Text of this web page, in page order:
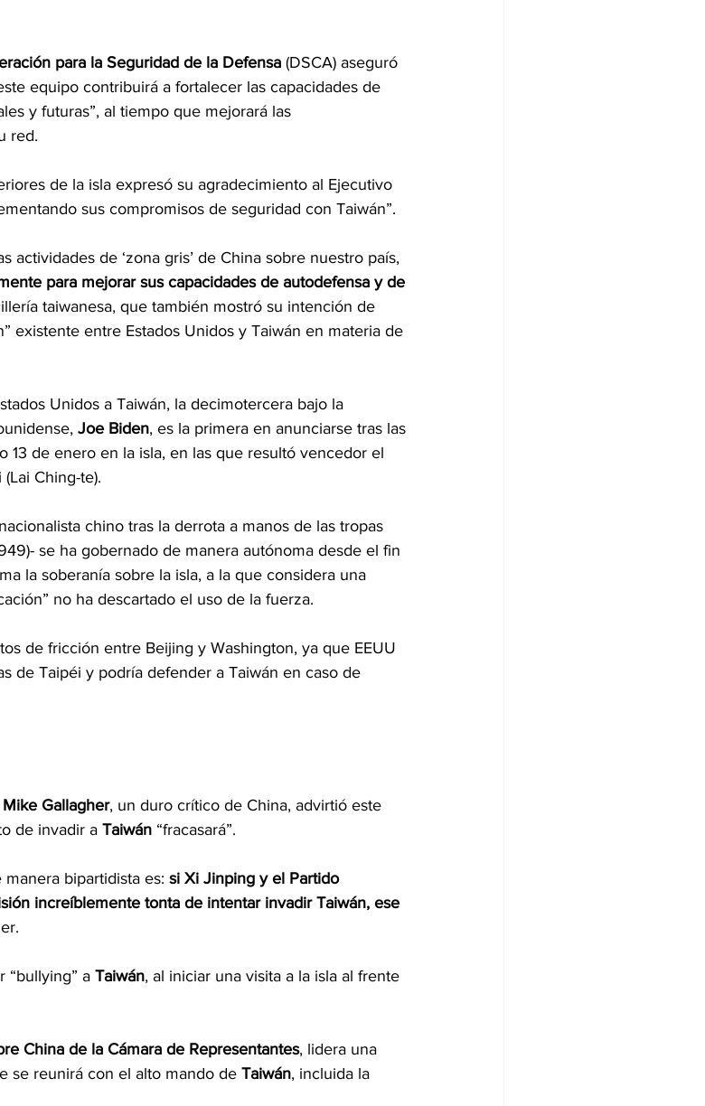
para la Seguridad de la Defensa (DSCA) aseguró
equipo contribuirá a fortalecer las capacidades de
y futuras”, al tiempo que mejorará las
red.
de la isla expresó su agradecimiento al Ejecutivo
sus compromisos de seguridad con Taiwán”.
actividades de ‘zona gris’ de China sobre nuestro país,
para mejorar sus capacidades de autodefensa y de
taiwanesa, que también mostró su intención de
existente entre Estados Unidos y Taiwán en materia de
Unidos a Taiwán, la decimotercera bajo la
Joe Biden, es la primera en anunciarse tras las
13 de enero en la isla, en las que resultó vencedor el
Ching-te).
chino tras la derrota a manos de las tropas
se ha gobernado de manera autónoma desde el fin
la soberanía sobre la isla, a la que considera una
no ha descartado el uso de la fuerza.
de fricción entre Beijing y Washington, ya que EEUU
de Taipéi y podría defender a Taiwán en caso de
Mike Gallagher, un duro crítico de China, advirtió este
de invadir a Taiwán “fracasará”.
bipartidista es: si Xi Jinping y el Partido
increíblemente tonta de intentar invadir Taiwán, ese
“bullying” a Taiwán, al iniciar una visita a la isla al frente
China de la Cámara de Representantes, lidera una
se reunirá con el alto mando de Taiwán, incluida la